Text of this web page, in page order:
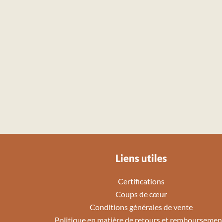
Liens utiles
Certifications
Coups de cœur
Conditions générales de vente
Politique en matière de retours et